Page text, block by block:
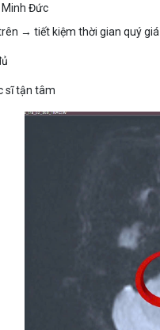
Minh Đức
→ tiết kiệm thời gian quý giá
sĩ tận tâm